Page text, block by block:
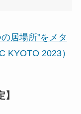
居場所”をメタ
KYOTO 2023）